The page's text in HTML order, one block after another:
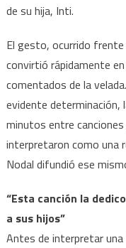
de su hija, Inti.
El gesto, ocurrido
convirtió rápidamente
comentados de la
evidente
minutos entre
interpretaron como una
Nodal difundió ese
“Esta canción la
a sus hijos”
Antes de interpretar